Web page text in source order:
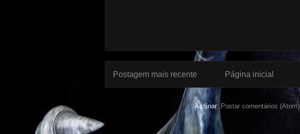
Postagem mais recente Página inicial
Assinar: Postar comentários (Atom)